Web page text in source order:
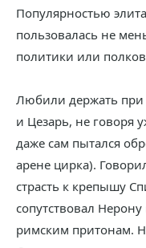
Популярностью
пользовалась не
политики или
Любили держать при
и Цезарь, не говоря
даже сам пытался
арене цирка).
страсть к крепышу
сопутствовал
римским притонам.